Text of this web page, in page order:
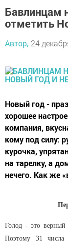
Бавлинцам
отметить
Автор, 24
Новый год -
хорошее
компания,
кому под силу:
курочка,
на тарелку, а
нечего. Как же
Голод - это
Поэтому 31 числа